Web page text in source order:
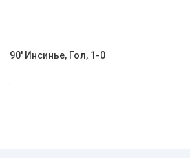
90' Инсинье, Гол, 1-0